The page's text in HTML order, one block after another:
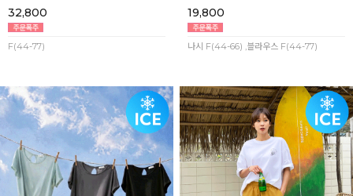
32,800
F(44-77)
19,800
나시 F(44-66) ,블라우스 F(44-77)